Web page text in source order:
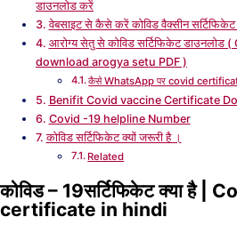
डाउनलोड करें
वेबसाइट से कैसे करें कोविड वैक्सीन
आरोग्य सेतु से कोविड सर्टिफिकेट
download arogya setu PDF )
कैसे WhatsApp पर covid
Benifit Covid vaccine Certificate
Covid -19 helpline Number
कोविड सर्टिफिकेट क्यों जरूरी है ।
Related
कोविड – 19सर्टिफिकेट क्या है |
certificate in hindi